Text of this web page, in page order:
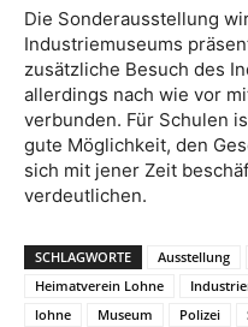
Die Sonderausstellung
Industriemuseums
zusätzliche Besuch des
allerdings nach wie vor
verbunden. Für Schulen
gute Möglichkeit, den
sich mit jener Zeit
verdeutlichen.
SCHLAGWORTE Ausstellung
Heimatverein Lohne
lohne
Museum Polizei